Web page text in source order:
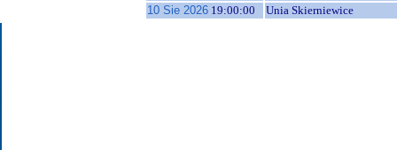
10 Sie 2026 19:00:00 Unia Skierniewice